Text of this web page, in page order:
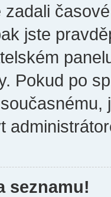
jste
Pokud po
seznamu!